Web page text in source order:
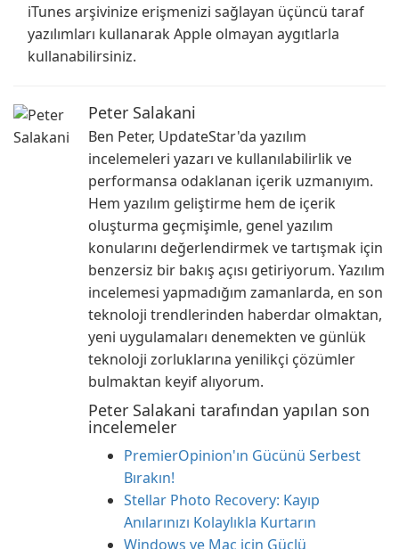
iTunes arşivinize erişmenizi sağlayan üçüncü taraf
yazılımları kullanarak Apple olmayan aygıtlarla
kullanabilirsiniz.
Peter Salakani
Ben Peter, UpdateStar'da yazılım
incelemeleri yazarı ve kullanılabilirlik ve
performansa odaklanan içerik uzmanıyım.
Hem yazılım geliştirme hem de içerik
oluşturma geçmişimle, genel yazılım
konularını değerlendirmek ve tartışmak için
benzersiz bir bakış açısı getiriyorum. Yazılım
incelemesi yapmadığım zamanlarda, en son
teknoloji trendlerinden haberdar olmaktan,
yeni uygulamaları denemekten ve günlük
teknoloji zorluklarına yenilikçi çözümler
bulmaktan keyif alıyorum.
Peter Salakani tarafından yapılan son
incelemeler
PremierOpinion'ın Gücünü Serbest
Bırakın!
Stellar Photo Recovery: Kayıp
Anılarınızı Kolaylıkla Kurtarın
Windows ve Mac için Güçlü